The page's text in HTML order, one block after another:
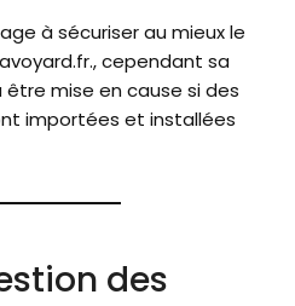
à sécuriser au mieux le
cependant sa
mise en cause si des
importées et installées
des